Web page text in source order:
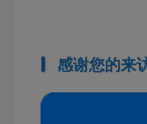
感谢您的来